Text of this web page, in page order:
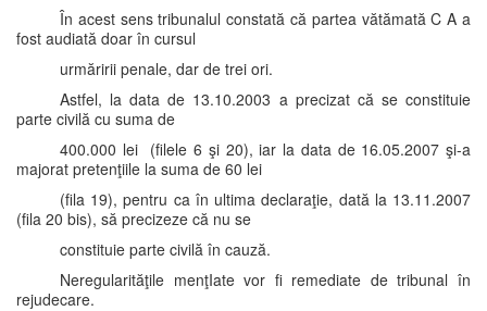
În acest sens tribunalul constată că partea vătămată C A a
fost audiată doar în cursul
urmăririi penale, dar de trei ori.
Astfel, la data de 13.10.2003 a precizat că se constituie
parte civilă cu suma de
400.000 lei (filele 6 şi 20), iar la data de 16.05.2007 şi-a
majorat pretenţiile la suma de 60 lei
(fila 19), pentru ca în ultima declaraţie, dată la 13.11.2007
(fila 20 bis), să precizeze că nu se
constituie parte civilă în cauză.
Neregularităţile menţIate vor fi remediate de tribunal în
rejudecare.